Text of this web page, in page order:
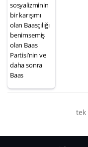
sosyalizminin
bir karışımı
olan Baasçılığı
benimsemiş
olan Baas
Partisi’nin ve
daha sonra
Baas
tek